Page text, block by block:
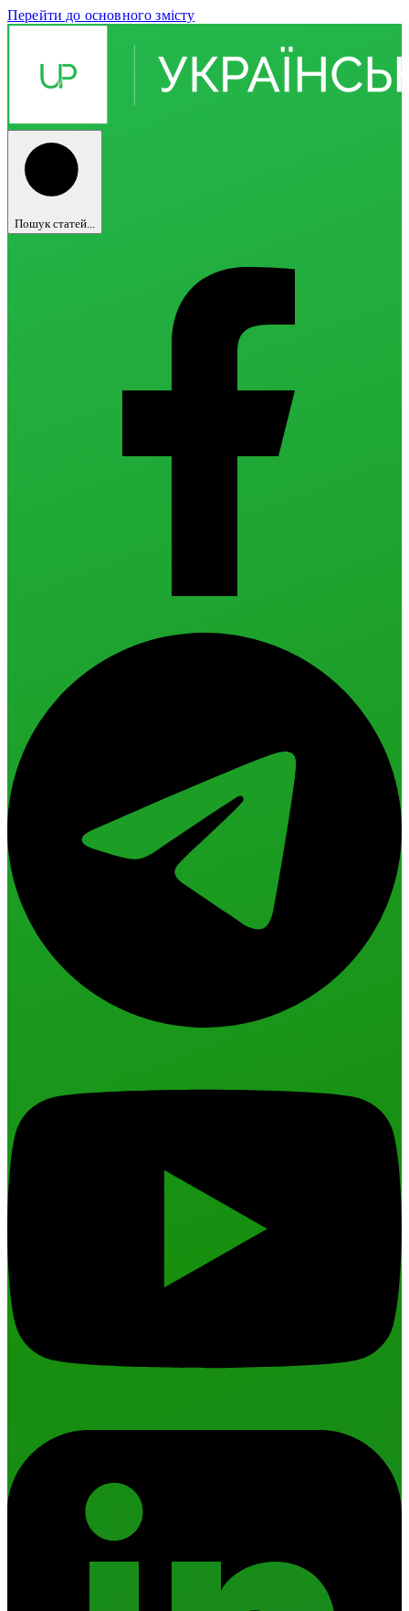
Перейти до основного змісту
Пошук статей...